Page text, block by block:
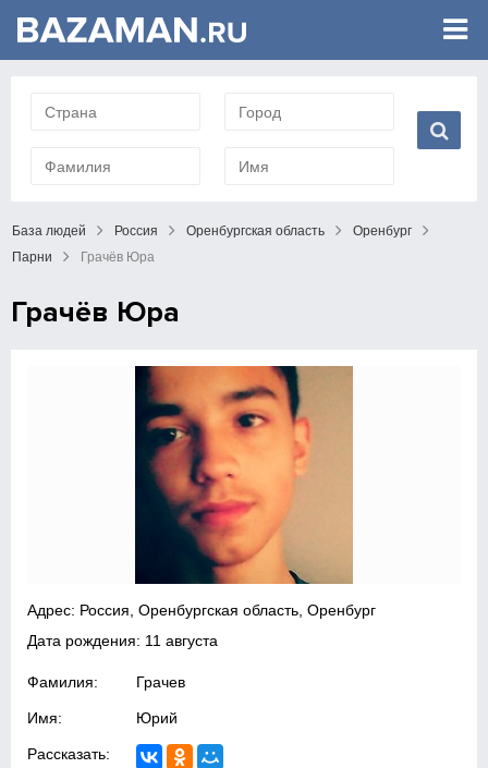
База людей Россия Оренбургская область
Оренбург
Парни
Грачёв Юра
Грачёв Юра
Адрес: Россия, Оренбургская область, Оренбург
Дата рождения: 11 августа
Фамилия: Грачев
Имя: Юрий
Рассказать: